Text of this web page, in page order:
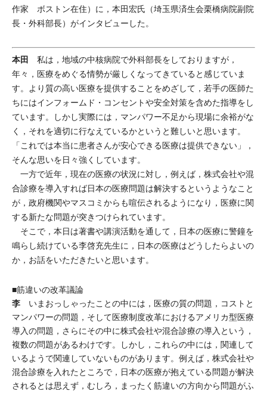
作家 ボストン在住）に，本田宏氏（埼玉県済生会栗橋病院副院
長・外科部長）がインタビューした。
本田 私は，地域の中核病院で外科部長をしておりますが，
年々，医療をめぐる情勢が厳しくなってきていると感じていま
す。より質の高い医療を提供することをめざして，若手の医師た
ちにはインフォームド・コンセントや安全対策を含めた指導をし
ています。しかし実際には，マンパワー不足から現場に余裕がな
く，それを適切に行なえているかというと難しいと思います。
「これでは本当に患者さんが安心できる医療は提供できない」，
そんな思いを日々強くしています。
一方で近年，現在の医療の状況に対し，例えば，株式会社や混
合診療を導入すれば日本の医療問題は解決するというようなこと
が，政府機関やマスコミからも喧伝されるようになり，医療に関
する新たな問題が突きつけられています。
そこで，本日は著書や講演活動を通して，日本の医療に警鐘を
鳴らし続けている李啓充先生に，日本の医療はどうしたらよいの
か，お話をいただきたいと思います。
■筋違いの改革議論
李 いまおっしゃったことの中には，医療の質の問題，コストと
マンパワーの問題，そして医療制度改革におけるアメリカ型医療
導入の問題，さらにその中に株式会社や混合診療の導入という，
複数の問題があるわけです。しかし，これらの中には，関連して
いるようで関連していないものがあります。例えば，株式会社や
混合診療を入れたところで，日本の医療が抱えている問題が解決
されるとは思えず，むしろ，まったく筋違いの方向から問題がふ